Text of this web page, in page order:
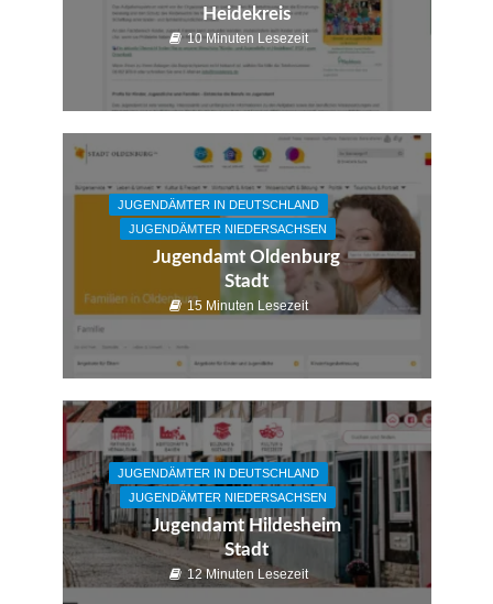
Heidekreis
10 Minuten Lesezeit
JUGENDÄMTER IN DEUTSCHLAND
JUGENDÄMTER NIEDERSACHSEN
Jugendamt Oldenburg
Stadt
15 Minuten Lesezeit
JUGENDÄMTER IN DEUTSCHLAND
JUGENDÄMTER NIEDERSACHSEN
Jugendamt Hildesheim
Stadt
12 Minuten Lesezeit